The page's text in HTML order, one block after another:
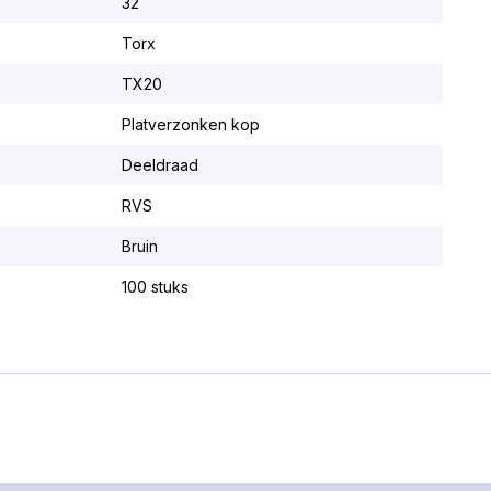
Torx
TX20
Platverzonken kop
Deeldraad
RVS
Bruin
100 stuks